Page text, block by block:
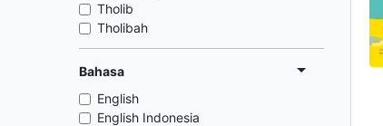
Tholib
Tholibah
Bahasa
English
English Indonesia